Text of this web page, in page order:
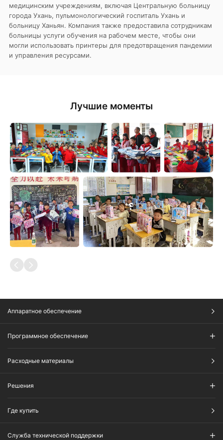
медицинским учреждениям, включая Центральную больницу
города Ухань, пульмонологический госпиталь Ухань и
больницу Ханьян. Компания также предоставила сотрудникам
больницы услуги обучения на рабочем месте, чтобы они
могли использовать принтеры для предотвращения пандемии
и управления ресурсами.
Лучшие моменты
Аппаратное обеспечение
Программное обеспечение
Расходные материалы
Решения
Где купить
Служба технической поддержки